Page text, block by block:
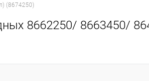
(8674250)
8662250/ 8663450/